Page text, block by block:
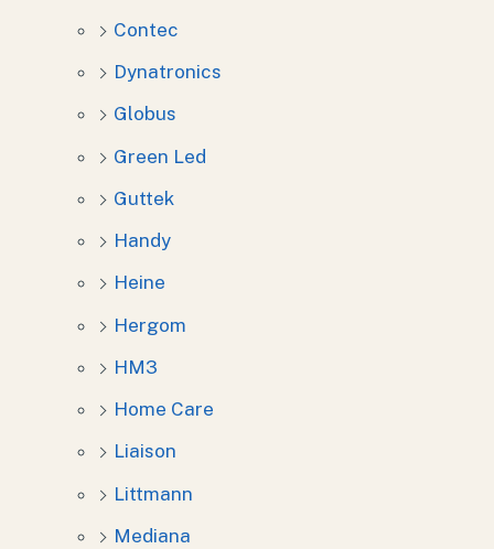
Contec
Dynatronics
Globus
Green Led
Guttek
Handy
Heine
Hergom
HM3
Home Care
Liaison
Littmann
Mediana